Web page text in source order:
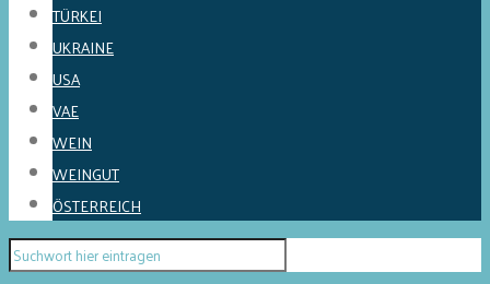
TÜRKEI
UKRAINE
USA
VAE
WEIN
WEINGUT
ÖSTERREICH